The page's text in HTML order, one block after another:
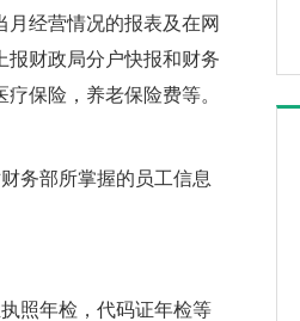
经营情况的报表及在网
报财政局分户快报和财务
保险，养老保险费等。
务部所掌握的员工信息
照年检，代码证年检等